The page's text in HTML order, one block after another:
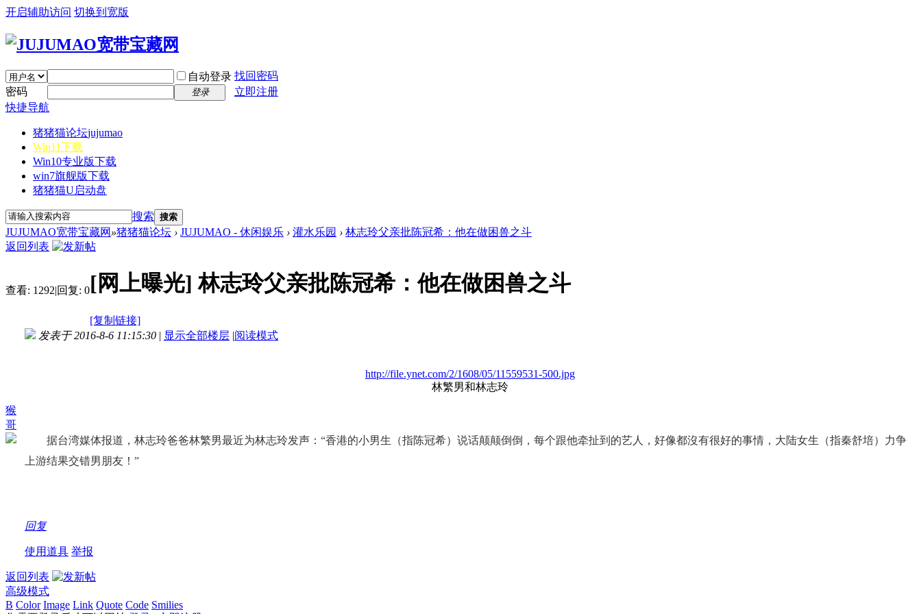
开启辅助访问 切换到宽版
自动登录 找回密码
密码
登录
立即注册
快捷导航
猪猪猫论坛jujumao
Win11下载
Win10专业版下载
win7旗舰版下载
猪猪猫U启动盘
搜索 搜索
JUJUMAO宽带宝藏网 »猪猪猫论坛 › JUJUMAO - 休闲娱乐 › 灌水乐园 › 林志玲父亲批陈冠希：他在做困兽之斗
返回列表
查看: 1292|回复: 0[网上曝光]林志玲父亲批陈冠希：他在做困兽之斗
[复制链接]
猴
哥
发表于 2016-8-6 11:15:30 | 显示全部楼层 |阅读模式
http://file.ynet.com/2/1608/05/11559531-500.jpg
林繁男和林志玲
据台湾媒体报道，林志玲爸爸林繁男最近为林志玲发声：“香港的小男生（指陈冠希）说话颠颠倒倒，每个跟他牵扯到的艺人，好像都沒有很好的事情，大陆女生（指秦舒培）力争
上游结果交错男朋友！”
回复
使用道具 举报
返回列表
高级模式
B Color Image Link Quote Code Smilies